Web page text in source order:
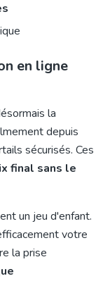
en ligne
la
depuis
sécurisés. Ces
final sans le
un jeu d'enfant.
votre
la prise